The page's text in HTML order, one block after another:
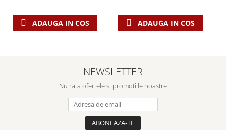
ADAUGA IN COS ADAUGA IN COS
NEWSLETTER
Nu rata ofertele si promotiile noastre